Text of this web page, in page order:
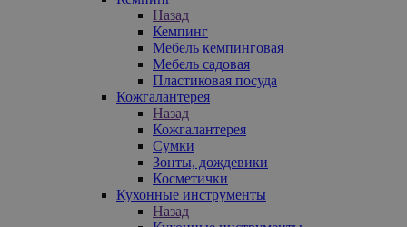
Назад
Кемпинг
Мебель кемпинговая
Мебель садовая
Пластиковая посуда
Кожгалантерея
Назад
Кожгалантерея
Сумки
Зонты, дождевики
Косметички
Кухонные инструменты
Назад